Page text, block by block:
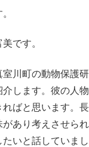
です。
川町の動物保護
介します。彼の人
ばと思います。
あり考えさせら
いと話していま